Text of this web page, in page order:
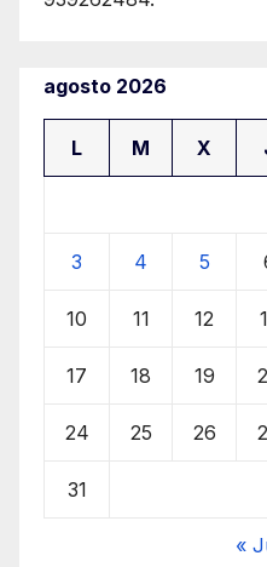
agosto 2026
L M X
3 4 5
10 11 12
17 18 19
24 25 26
31
«